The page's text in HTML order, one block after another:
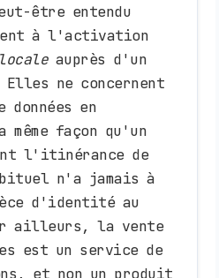
être entendu
à l'activation
localeauprès d'un
Elles ne concernent
en
façon qu'un
l'itinérance de
n'a jamais à
d'identité au
ailleurs, la vente
est un service de
et non un produit